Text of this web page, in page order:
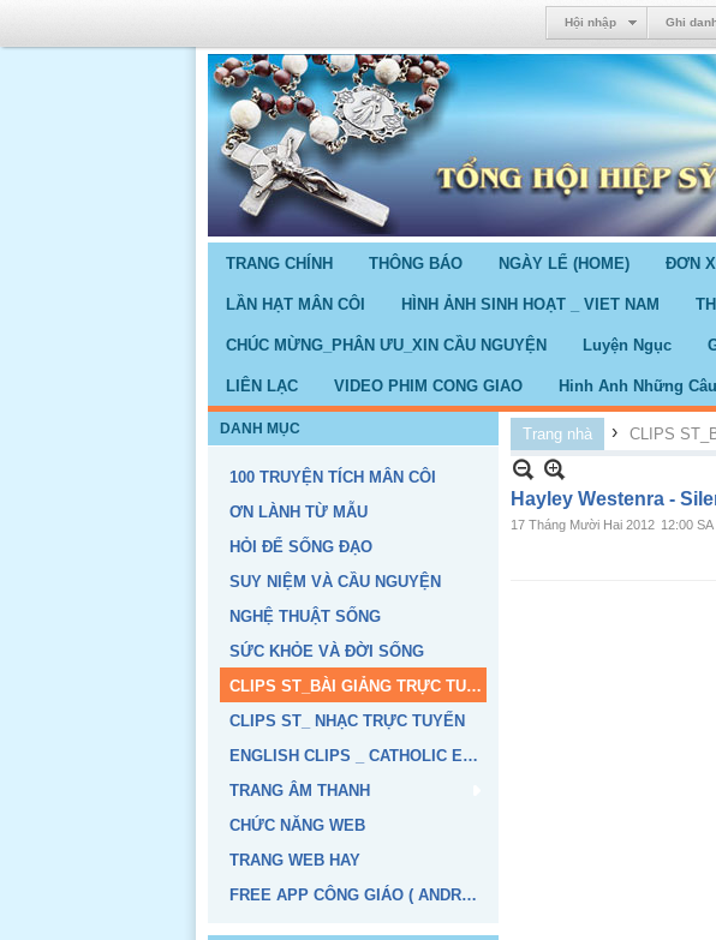
Hội nhập Ghi
TRANG CHÍNH THÔNG BÁO NGÀY LỂ (HOME) ĐƠN
LẦN HẠT MÂN CÔI HÌNH ẢNH SINH HOẠT _ VIET NAM
CHÚC MỪNG_PHÂN ƯU_XIN CẦU NGUYỆN Luyện Ngục
LIÊN LẠC VIDEO PHIM CONG GIAO Hinh Anh Những
DANH MỤC
100 TRUYỆN TÍCH MÂN CÔI
ƠN LÀNH TỪ MẪU
HỎI ĐỂ SỐNG ĐẠO
SUY NIỆM VÀ CẦU NGUYỆN
NGHỆ THUẬT SỐNG
SỨC KHỎE VÀ ĐỜI SỐNG
CLIPS ST_BÀI GIẢNG TRỰC TUYẾN
CLIPS ST_ NHẠC TRỰC TUYẾN
ENGLISH CLIPS _ CATHOLIC EDUCATION
TRANG ÂM THANH
CHỨC NĂNG WEB
TRANG WEB HAY
FREE APP CÔNG GIÁO ( ANDROID, IOS)
Trang nhà › CLIPS
Hayley Westenra -
17 Tháng Mười Hai 2012 12:00 SA